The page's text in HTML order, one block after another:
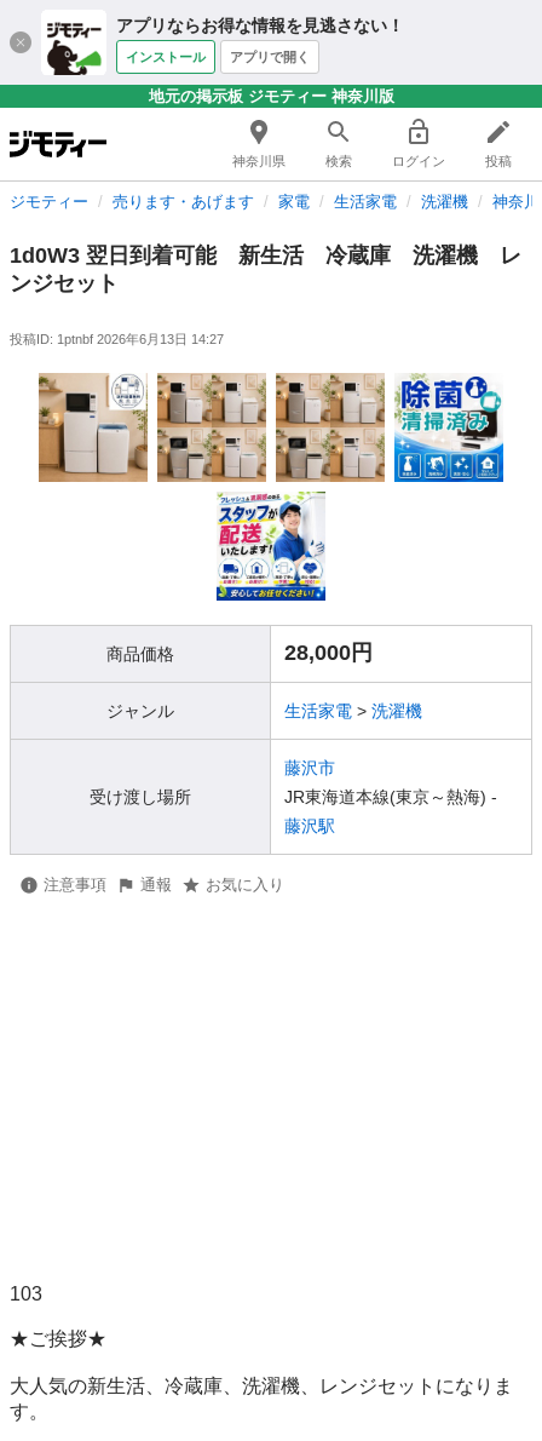
アプリならお得な情報を見逃さない！
インストール アプリで開く
地元の掲示板 ジモティー 神奈川版
神奈川県 検索 ログイン 投稿
ジモティー 売ります・あげます 家電 生活家電 洗濯機 神奈
1d0W3 翌日到着可能 新生活 冷蔵庫 洗濯機 レ
ンジセット
投稿ID: 1ptnbf 2026年6月13日 14:27
商品価格 28,000円
ジャンル 生活家電 > 洗濯機
受け渡し場所
藤沢市
JR東海道本線(東京～熱海) -
藤沢駅
注意事項 通報 お気に入り
103
★ご挨拶★
大人気の新生活、冷蔵庫、洗濯機、レンジセットになりま
す。